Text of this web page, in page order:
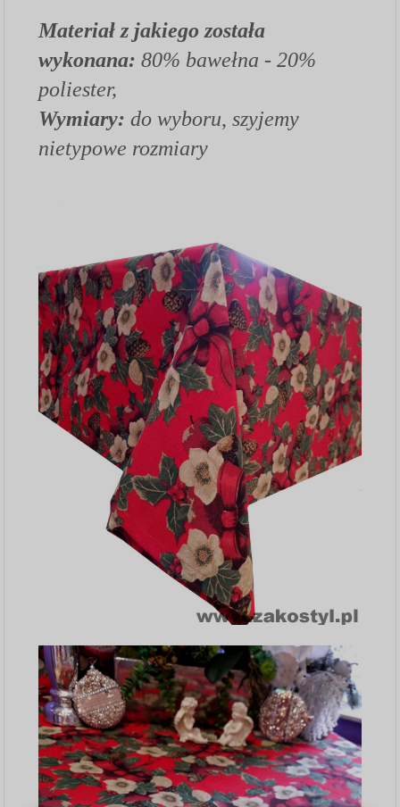
Materiał z jakiego została
wykonana: 80% bawełna - 20%
poliester,
Wymiary: do wyboru,szyjemy
nietypowe rozmiary